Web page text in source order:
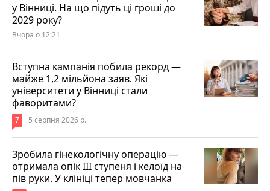
у Вінниці. На що підуть ці гроші до
2029 року?
Вчора о 12:21
Вступна кампанія побила рекорд —
майже 1,2 мільйона заяв. Які
університети у Вінниці стали
фаворитами?
7 5 серпня 2026 р.
Зробила гінекологічну операцію —
отримала опік ІІІ ступеня і келоїд на
пів руки. У клініці тепер мовчанка